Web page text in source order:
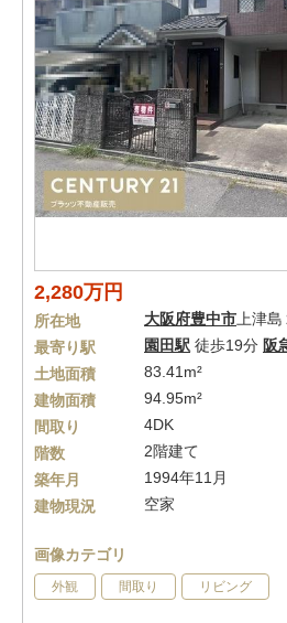
2,280万円
所在地 大阪府豊中市 上津
最寄り駅
園田駅 徒歩19分 阪
土地面積
83.41m²
建物面積
94.95m²
間取り
4DK
階数
2階建て
築年月
1994年11月
建物現況
空家
画像カテゴリ
外観 間取り リビング